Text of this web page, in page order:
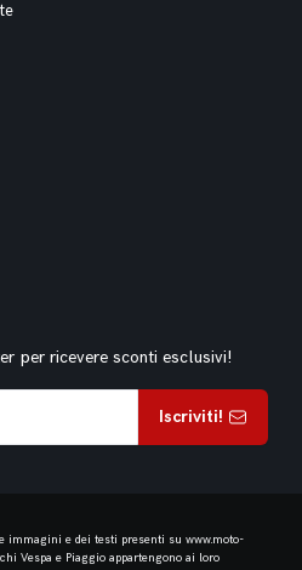
per ricevere sconti esclusivi!
Iscriviti!
immagini e dei testi presenti su www.moto-
Vespa e Piaggio appartengono ai loro